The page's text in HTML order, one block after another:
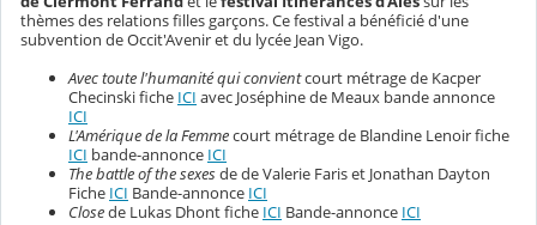
thèmes des relations filles garçons. Ce festival a bénéficié d'une
subvention de Occit'Avenir et du lycée Jean Vigo.
Avec toute l'humanité qui convientcourt métrage de Kacper
Checinski fiche ICI avec Joséphine de Meaux bande annonce
ICI
L'Amérique de la Femmecourt métrage de Blandine Lenoir fiche
ICI bande-annonce ICI
The battle of the sexesdede Valerie Faris et Jonathan Dayton
Fiche ICI Bande-annonce ICI
Closede Lukas Dhont fiche ICI Bande-annonce ICI